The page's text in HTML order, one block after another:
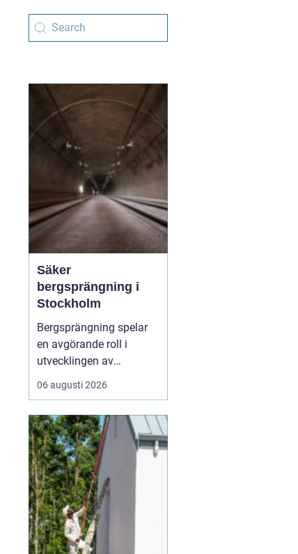
Säker
bergsprängning i
Stockholm
Bergsprängning spelar
en avgörande roll i
utvecklingen av
moderna städer och
infrastruktur, särskilt i en
Stockholm. Genom en
kombination av teknisk
skicklighet och precision
skapas utrymme för nya
byggnad...
06 augusti 2026